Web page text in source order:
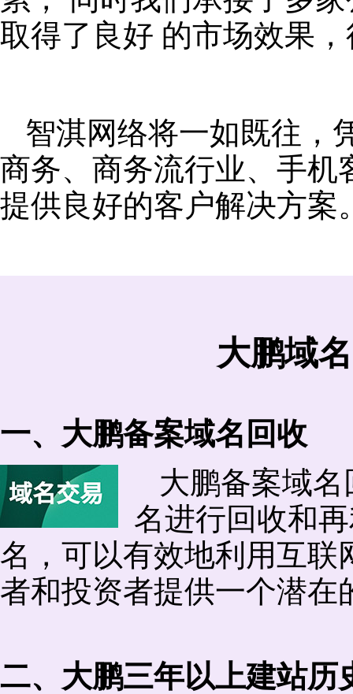
取得了良好 的市场效果
智淇网络将一如既往，
商务、商务流行业、手机
提供良好的客户解决方案
大鹏域
一、大鹏备案域名回收
大鹏备案域
名进行回收和
名，可以有效地利用互联
者和投资者提供一个潜在
二、大鹏三年以上建站历